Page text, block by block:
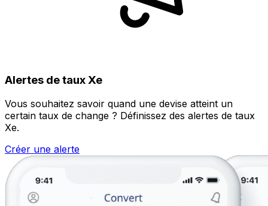
Alertes de taux Xe
Vous souhaitez savoir quand une devise atteint un
certain taux de change ? Définissez des alertes de taux
Xe.
Créer une alerte